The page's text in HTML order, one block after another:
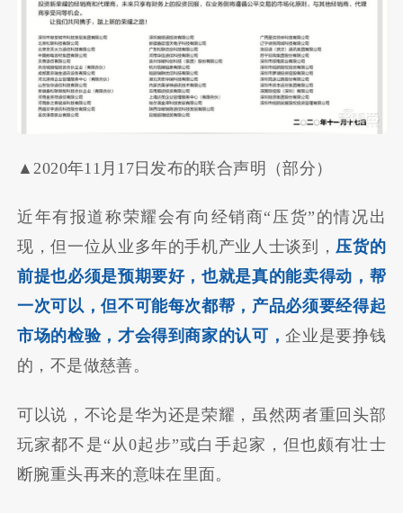
▲2020年11月17日发布的联合声明（部分）
近年有报道称荣耀会有向经销商“压货”的情况出
现，但一位从业多年的手机产业人士谈到， 压货的
前提也必须是预期要好，也就是真的能卖得动，帮
一次可以，但不可能每次都帮，产品必须要经得起
市场的检验，才会得到商家的认可，企业是要挣钱
的，不是做慈善。
可以说，不论是华为还是荣耀，虽然两者重回头部
玩家都不是“从0起步”或白手起家，但也颇有壮士
断腕重头再来的意味在里面。